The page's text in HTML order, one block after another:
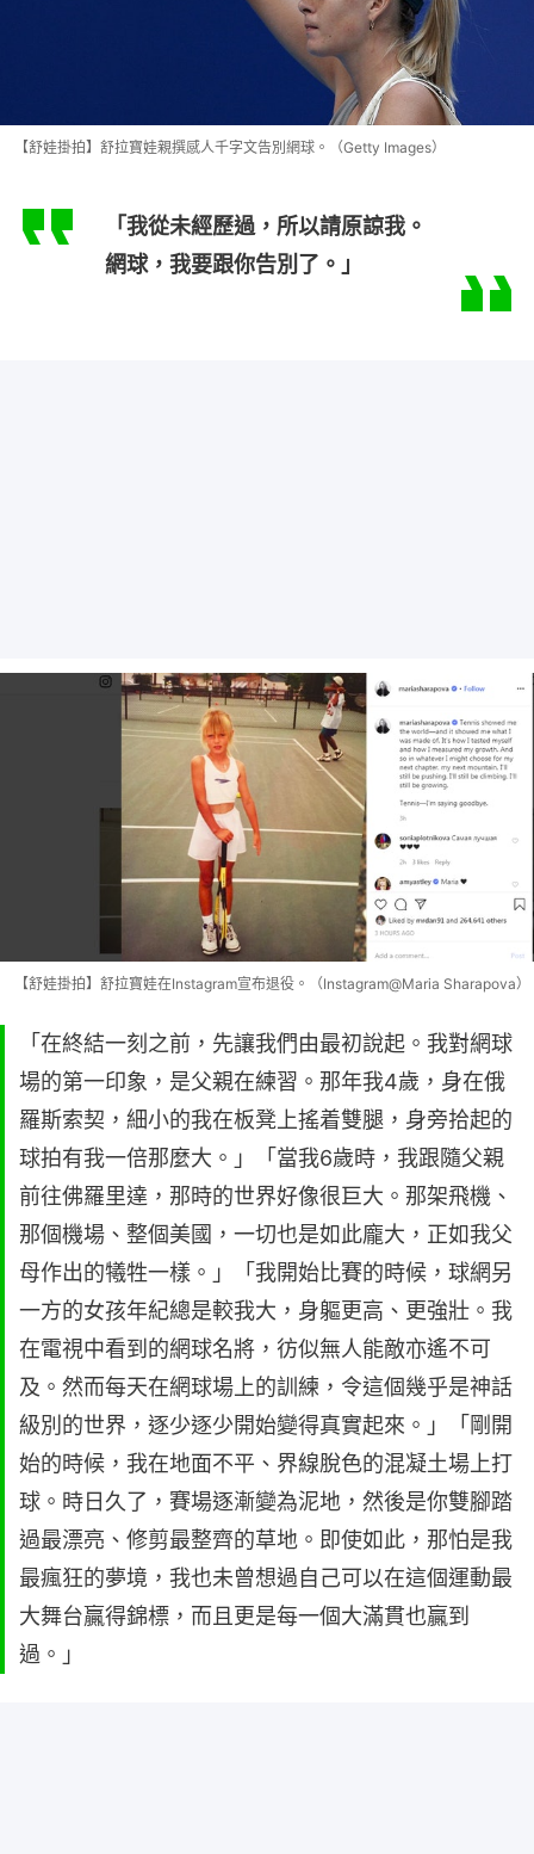
【舒娃掛拍】舒拉寶娃親撰感人千字文告別網球。（Getty Images）
「我從未經歷過，所以請原諒我。
網球，我要跟你告別了。」
【舒娃掛拍】舒拉寶娃在Instagram宣布退役。（Instagram@Maria Sharapova）
「在終結一刻之前，先讓我們由最初說起。我對網球
場的第一印象，是父親在練習。那年我4歲，身在俄
羅斯索契，細小的我在板凳上搖着雙腿，身旁拾起的
球拍有我一倍那麼大。」「當我6歲時，我跟隨父親
前往佛羅里達，那時的世界好像很巨大。那架飛機、
那個機場、整個美國，一切也是如此龐大，正如我父
母作出的犧牲一樣。」「我開始比賽的時候，球網另
一方的女孩年紀總是較我大，身軀更高、更強壯。我
在電視中看到的網球名將，彷似無人能敵亦遙不可
及。然而每天在網球場上的訓練，令這個幾乎是神話
級別的世界，逐少逐少開始變得真實起來。」「剛開
始的時候，我在地面不平、界線脫色的混凝土場上打
球。時日久了，賽場逐漸變為泥地，然後是你雙腳踏
過最漂亮、修剪最整齊的草地。即使如此，那怕是我
最瘋狂的夢境，我也未曾想過自己可以在這個運動最
大舞台贏得錦標，而且更是每一個大滿貫也贏到
過。」